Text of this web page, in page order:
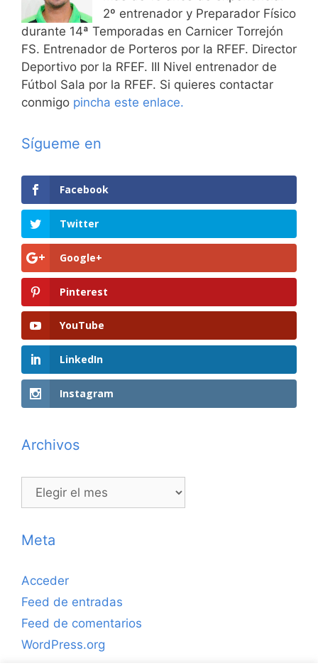
2º entrenador y Preparador Físico
durante 14ª Temporadas en Carnicer Torrejón
FS. Entrenador de Porteros por la RFEF. Director
Deportivo por la RFEF. III Nivel entrenador de
Fútbol Sala por la RFEF. Si quieres contactar
conmigo pincha este enlace.
Sígueme en
Facebook
Twitter
Google+
Pinterest
YouTube
LinkedIn
Instagram
Archivos
Archivos
Meta
Acceder
Feed de entradas
Feed de comentarios
WordPress.org